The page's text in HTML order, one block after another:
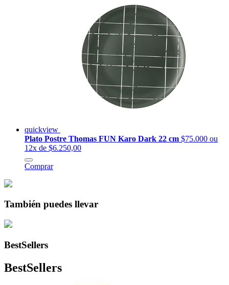
quickview
Plato Postre Thomas FUN Karo Dark 22 cm $75.000 ou
12x de $6.250,00
Comprar
También puedes llevar
BestSellers
BestSellers